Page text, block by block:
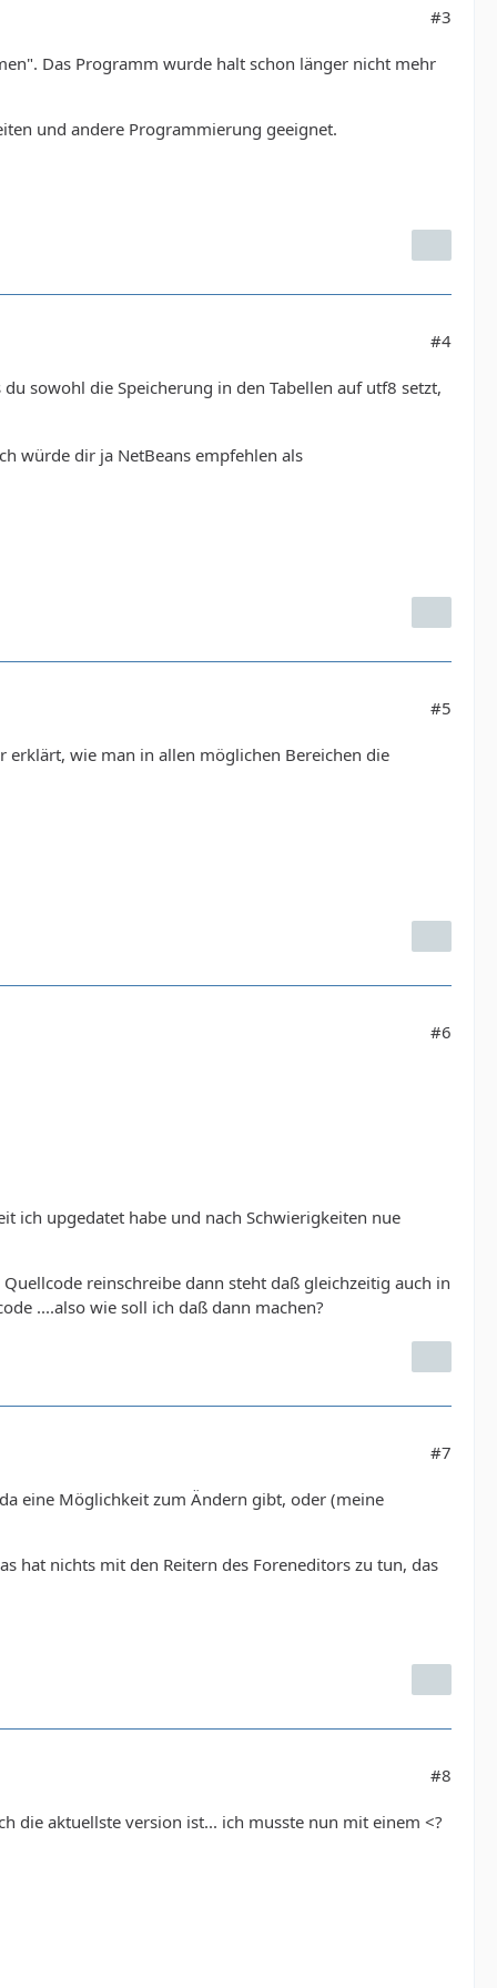
#3
Das Programm wurde halt schon länger nicht mehr
und andere Programmierung geeignet.
#4
sowohl die Speicherung in den Tabellen auf utf8 setzt,
würde dir ja NetBeans empfehlen als
#5
erklärt, wie man in allen möglichen Bereichen die
#6
ich upgedatet habe und nach Schwierigkeiten nue
reinschreibe dann steht daß gleichzeitig auch in
....also wie soll ich daß dann machen?
#7
eine Möglichkeit zum Ändern gibt, oder (meine
hat nichts mit den Reitern des Foreneditors zu tun, das
#8
die aktuellste version ist... ich musste nun mit einem <?